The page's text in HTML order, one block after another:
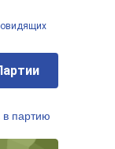
в партию